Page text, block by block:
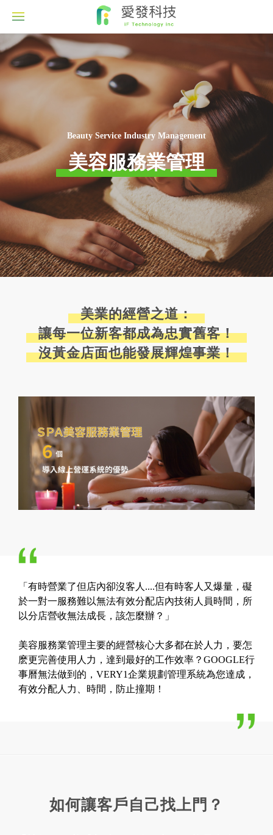
Beauty Service Industry Management
美容服務業管理
美業的經營之道：
讓每一位新客都成為忠實舊客！
沒黃金店面也能發展輝煌事業！
「有時營業了但店內卻沒客人....但有時客人又爆量，礙
於一對一服務難以無法有效分配店內技術人員時間，所
以分店營收無法成長，該怎麼辦？」
美容服務業管理主要的經營核心大多都在於人力，要怎
麽更完善使用人力，達到最好的工作效率？GOOGLE行
事曆無法做到的，VERY1企業規劃管理系統為您達成，
有效分配人力、時間，防止撞期！
如何讓客戶自己找上門？